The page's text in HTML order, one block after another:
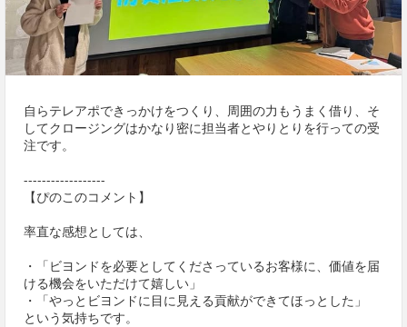
自らテレアポできっかけをつくり、周囲の力もうまく借り、そ
してクロージングはかなり密に担当者とやりとりを行っての受
注です。
------------------
【ぴのこのコメント】
率直な感想としては、
・「ビヨンドを必要としてくださっているお客様に、価値を届
ける機会をいただけて嬉しい」
・「やっとビヨンドに目に見える貢献ができてほっとした」
という気持ちです。